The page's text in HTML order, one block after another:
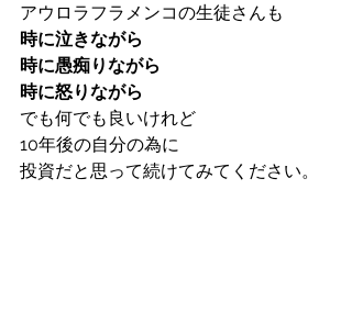
アウロラフラメンコの生徒さんも
時に泣きながら
時に愚痴りながら
時に怒りながら
でも何でも良いけれど
10年後の自分の為に
投資だと思って続けてみてください。